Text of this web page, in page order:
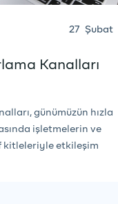
27 Şubat
Kanalları
günümüzün hızla
işletmelerin ve
kitleleriyle etkileşim